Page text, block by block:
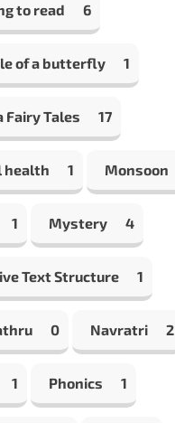
to read 6
of a butterfly 1
Fairy Tales 17
health 1 Monsoon
1 Mystery 4
Text Structure 1
0 Navratri 2
1 Phonics 1